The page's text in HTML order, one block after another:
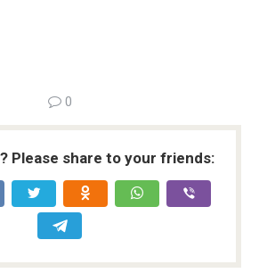
0
Please share to your friends: